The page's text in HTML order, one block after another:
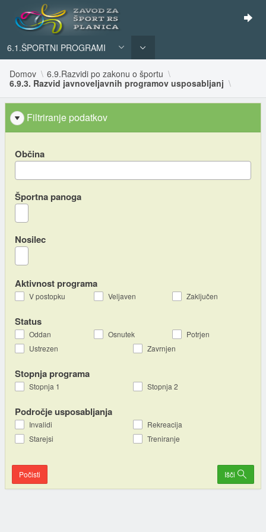
6.1.ŠPORTNI PROGRAMI
Domov
6.9.Razvidi po zakonu o športu
6.9.3. Razvid javnoveljavnih programov usposabljanj
Filtriranje podatkov
Občina
Športna panoga
Nosilec
Aktivnost programa
V postopku Veljaven Zaključen
Status
Oddan Osnutek
Potrjen
Ustrezen
Zavrnjen
Stopnja programa
Stopnja 1 Stopnja 2
Področje usposabljanja
Invalidi
Rekreacija
Starejsi
Treniranje
Počisti Išči